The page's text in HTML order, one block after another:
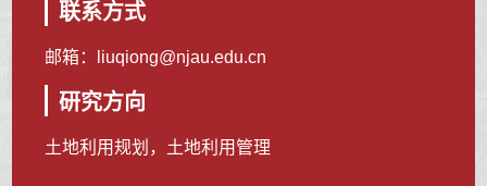
联系方式
邮箱： liuqiong@njau.edu.cn
研究方向
土地利用规划，土地利用管理